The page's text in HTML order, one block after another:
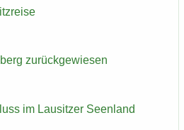
zu­rück­ge­wie­sen
im Lau­sit­zer Se­en­land